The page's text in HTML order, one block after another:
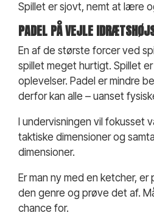
Spillet er sjovt, nemt at lære
PADEL PÅ VEJLE
En af de største forcer ved
spillet meget hurtigt. Spillet
oplevelser. Padel er mindre
derfor kan alle – uanset
I undervisningen vil
taktiske dimensioner og
dimensioner.
Er man ny med en ketcher,
den genre og prøve det af.
chance for.